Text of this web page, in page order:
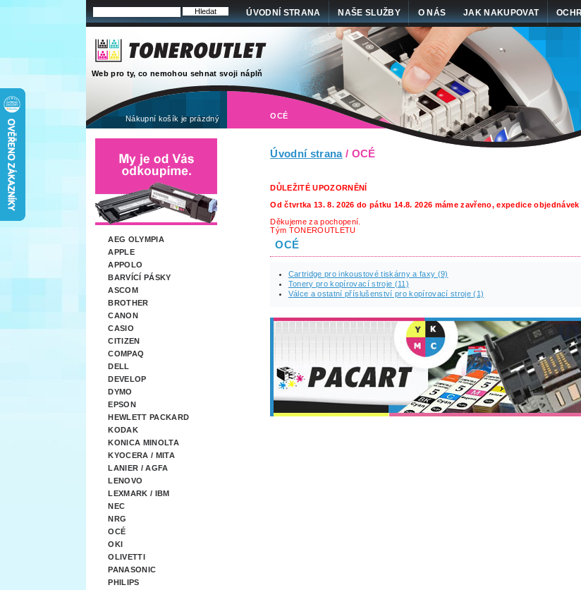
ÚVODNÍ STRANA NAŠE SLUŽBY O NÁS JAK NAKUPOVAT
Web pro ty, co nemohou sehnat svoji náplň
AEG OLYMPIA
APPLE
APPOLO
BARVÍCÍ PÁSKY
ASCOM
BROTHER
CANON
CASIO
CITIZEN
COMPAQ
DELL
DEVELOP
DYMO
EPSON
HEWLETT PACKARD
KODAK
KONICA MINOLTA
KYOCERA / MITA
LANIER / AGFA
LENOVO
LEXMARK / IBM
NEC
NRG
OCÉ
OKI
OLIVETTI
PANASONIC
PHILIPS
OCÉ
Úvodní strana/ OCÉ
DŮLEŽITÉ UPOZORNĚNÍ
Od čtvrtka 13. 8. 2026 do pátku 14.8. 2026 máme zavřeno, expedice
Děkujeme za pochopení.
Tým TONEROUTLETU
OCÉ
Cartridge pro inkoustové tiskárny a faxy (9)
Tonery pro kopírovací stroje (11)
Válce a ostatní příslušenství pro kopírovací stroje (1)
Nákupní košík je prázdný